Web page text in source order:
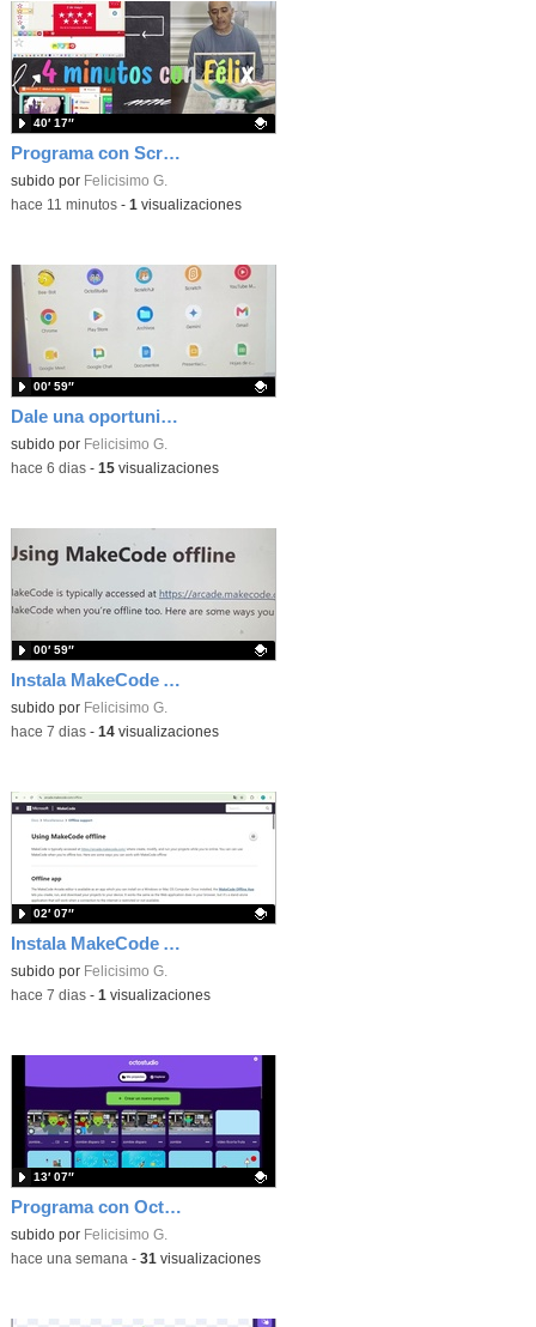
Programa con Scratch juegos con los partidos del mundial 2026 ganados por España
Contenido educativo.
subido por Felicisimo G.
40′ 17″
-hace 11 minutos- 1 visualizaciones
Dale una oportunidad a los Chromebooks y utiliza un proyector para realizar talleres si no tienes pantallas táctiles
Contenido educativo.
subido por Felicisimo G.
00′ 59″
-hace 6 dias- 15visualizaciones
Instala MakeCode Arcade para trabajar offline en tu tablet, ordenador, Chromebook
Contenido educativo.
subido por Felicisimo G.
00′ 59″
-hace 7 dias- 14visualizaciones
Instala MakeCode Arcade offline para programar grandes juegos sin necesidad de Internet
Contenido educativo.
subido por Felicisimo G.
02′ 07″
-hace 7 dias- 1 visualizaciones
Programa con OctoStudio, un juego de disparos contra Zombies con un cargador basado en el House of the dead
Contenido educativo.
subido por Felicisimo G.
13′ 07″
-hace una semana - 31 visualizaciones